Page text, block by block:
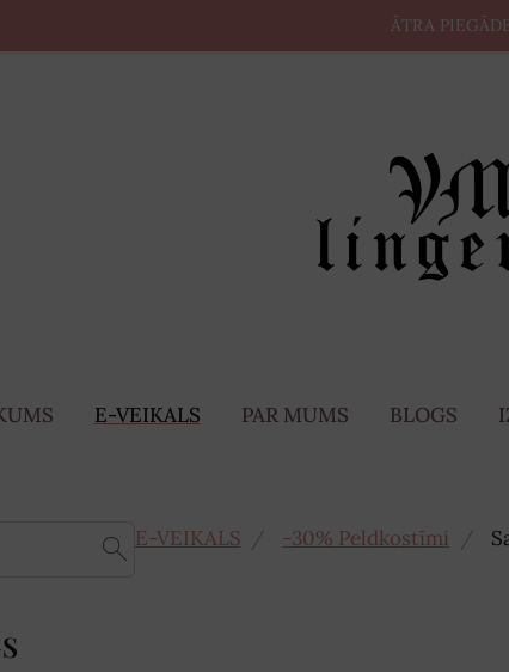
ĀTRA
E-VEIKALS PAR MUMS BLOGS
E-VEIKALS -30% Peldkostīmi